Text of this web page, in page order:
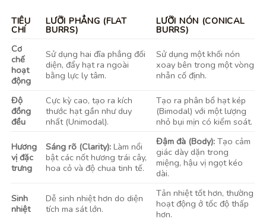
TIÊU
CHÍ
LƯỠI PHẲNG (FLAT
BURRS)
LƯỠI NÓN (CONICAL
BURRS)
Cơ
chế
hoạt
động
Sử dụng hai đĩa phẳng đối
diện, đẩy hạt ra ngoài
bằng lực ly tâm.
Sử dụng một khối nón
xoay bên trong một vòng
nhẫn cố định.
Độ
đồng
đều
Cực kỳ cao, tạo ra kích
thước hạt gần như duy
nhất (Unimodal).
Tạo ra phân bổ hạt kép
(Bimodal) với một lượng
nhỏ bụi mịn có kiểm soát.
Hương
vị đặc
trưng
Sáng rõ (Clarity): Làm nổi
bật các nốt hương trái cây,
hoa cỏ và độ chua tinh tế.
Đậm đà (Body): Tạo cảm
giác dày dặn trong
miệng, hậu vị ngọt kéo
dài.
Sinh
nhiệt
Dễ sinh nhiệt hơn do diện
tích ma sát lớn.
Tản nhiệt tốt hơn, thường
hoạt động ở tốc độ thấp
hơn.